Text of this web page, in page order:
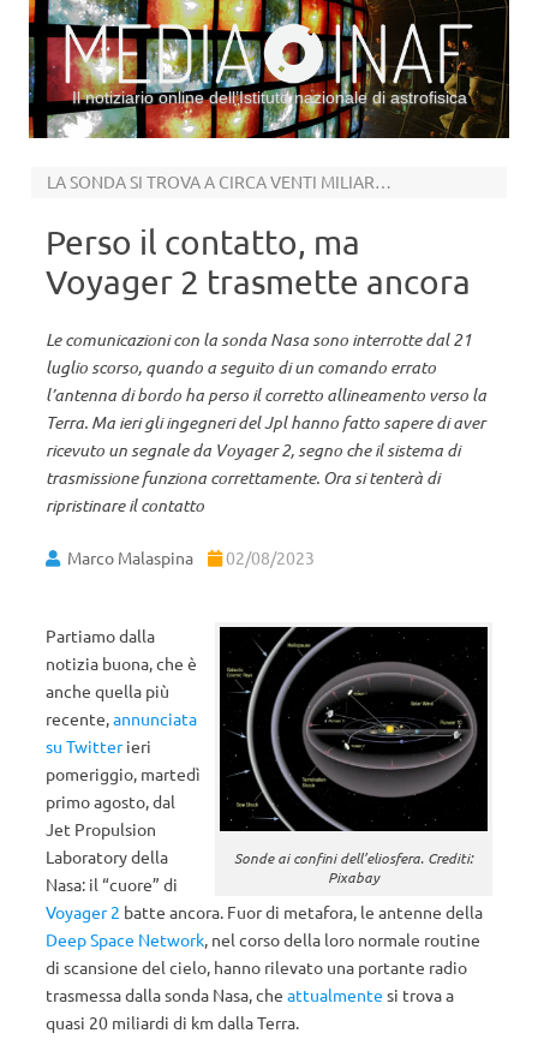
Il notiziario online dell’Istituto nazionale di astrofisica
LA SONDA SI TROVA A CIRCA VENTI MILIARDI DI KM DALLA TERRA
Perso il contatto, ma
Voyager 2 trasmette ancora
Le comunicazioni con la sonda Nasa sono interrotte dal 21
luglio scorso, quando a seguito di un comando errato
l’antenna di bordo ha perso il corretto allineamento verso la
Terra. Ma ieri gli ingegneri del Jpl hanno fatto sapere di aver
ricevuto un segnale da Voyager 2, segno che il sistema di
trasmissione funziona correttamente. Ora si tenterà di
ripristinare il contatto
Marco Malaspina 02/08/2023
Sonde ai confini dell’eliosfera. Crediti:
Pixabay
Partiamo dalla
notizia buona, che è
anche quella più
recente,annunciata
su Twitterieri
pomeriggio, martedì
primo agosto, dal
Jet Propulsion
Laboratory della
Nasa: il “cuore” di
Voyager 2 batte ancora. Fuor di metafora, le antenne della
Deep Space Network, nel corso della loro normale routine
di scansione del cielo, hanno rilevato una portante radio
trasmessa dalla sonda Nasa, che attualmente si trova a
quasi 20 miliardi di km dalla Terra.